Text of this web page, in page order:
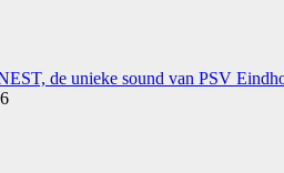
de unieke sound van PSV